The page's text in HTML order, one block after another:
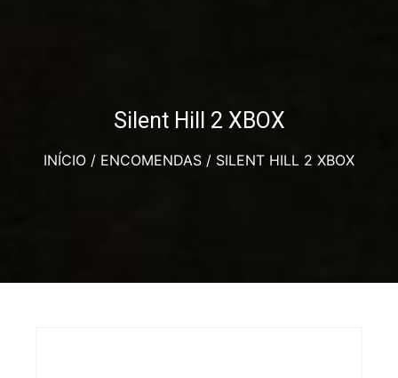
Silent Hill 2 XBOX
INÍCIO / ENCOMENDAS / SILENT HILL 2 XBOX